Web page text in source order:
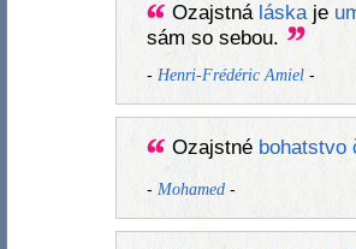
Ozajstná láskaje
sám so sebou.
- Henri-Frédéric Amiel-
Ozajstné bohatstvo
- Mohamed-